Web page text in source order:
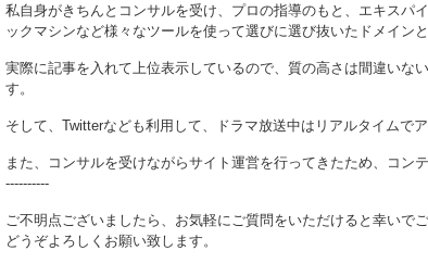
私自身がきちんとコンサルを受け、プロの指導のもと、エキスパ
ックマシンなど様々なツールを使って選びに選び抜いたドメイン
実際に記事を入れて上位表示しているので、質の高さは間違いな
す。
そして、Twitterなども利用して、ドラマ放送中はリアルタイムで
また、コンサルを受けながらサイト運営を行ってきたため、コン
----------
ご不明点ございましたら、お気軽にご質問をいただけると幸いでご
どうぞよろしくお願い致します。